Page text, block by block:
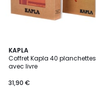
KAPLA
Coffret Kapla 40 planchettes
avec livre
31,90 €